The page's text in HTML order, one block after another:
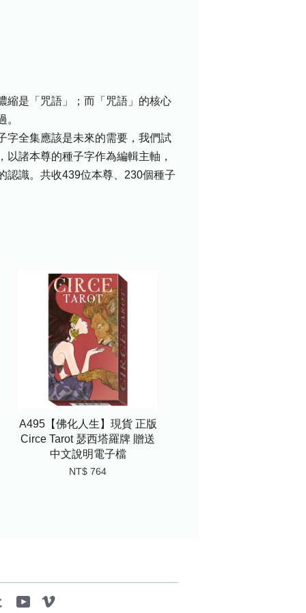
縮是「咒語」；而「咒語」的核心
字全集應該是未來的需要，我們試
諸本尊的種子字作為編輯主軸，
認識。共收439位本尊、230個種子
A495【佛化人生】現貨 正版
Circe Tarot 瑟西塔羅牌 贈送
中文說明電子檔
NT$ 764
Tumblr YouTube